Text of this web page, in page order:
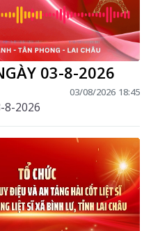
03-8-2026
03/08/2026 18:45
8-2026